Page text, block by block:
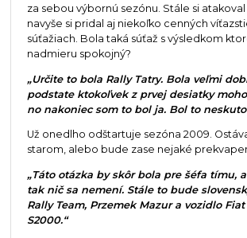
za sebou výbornú sezónu. Stále si
navyše si pridal aj niekoľko cenných
súťažiach. Bola taká súťaž s výsledkom
nadmieru spokojný?
„Určite to bola Rally Tatry. Bola veľmi
podstate ktokoľvek z prvej desiatky
no nakoniec som to bol ja. Bol to
Už onedlho odštartuje sezóna 2009.
starom, alebo bude zase nejaké
„Táto otázka by skôr bola pre šéfa tímu,
tak nič sa nemení. Stále to bude
Rally Team, Przemek Mazur a vozidlo
S2000.“